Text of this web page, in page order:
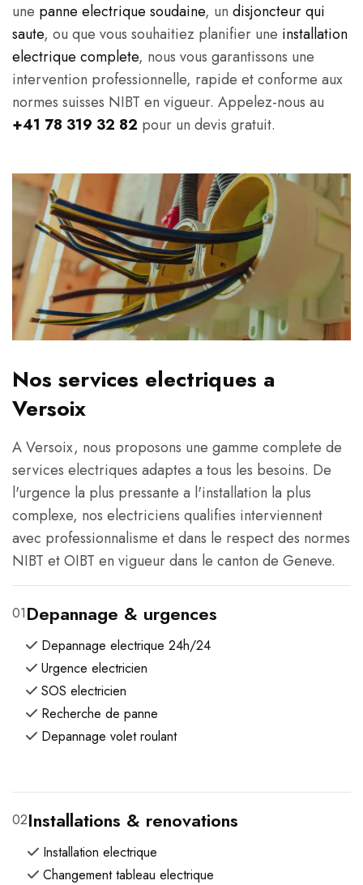
une panne electrique soudaine, un disjoncteur qui
saute, ou que vous souhaitiez planifier une installation
electrique complete, nous vous garantissons une
intervention professionnelle, rapide et conforme aux
normes suisses NIBT en vigueur. Appelez-nous au
+41 78 319 32 82 pour un devis gratuit.
Nos services electriques a
Versoix
A Versoix, nous proposons une gamme complete de
services electriques adaptes a tous les besoins. De
l'urgence la plus pressante a l'installation la plus
complexe, nos electriciens qualifies interviennent
avec professionnalisme et dans le respect des normes
NIBT et OIBT en vigueur dans le canton de Geneve.
01Depannage & urgences
Depannage electrique 24h/24
Urgence electricien
SOS electricien
Recherche de panne
Depannage volet roulant
02Installations & renovations
Installation electrique
Changement tableau electrique